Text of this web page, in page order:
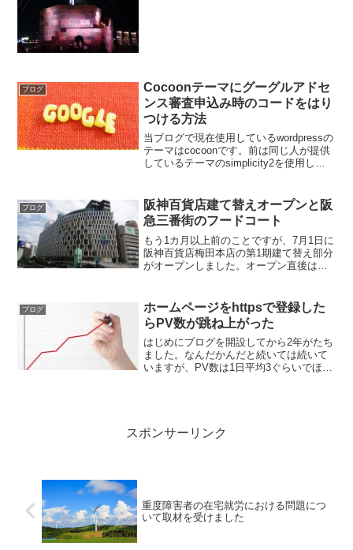
ブログ
Cocoonテーマにグーグルアドセ
ンス審査申込み時のコードをはり
つける方法
当ブログで現在使用しているwordpressの
テーマはcocoonです。前は同じ人が提供
しているテーマのsimplicity2を使用して
た。テーマが公開されてから...
ブログ
阪神百貨店建て替えオープンと阪
急三番街のフードコート
もう1カ月以上前のことですが、7月1日に
阪神百貨店梅田本店の第1期建て替え部分
がオープンしました。オープン直後は在
訪れたのですが、到着したのが正午前だ
ったということも...
ブログ
ホームページをhttpsで登録した
らPV数が跳ね上がった
はじめにブログを開設してから2年がたち
ました。なんだかんだと続いては続いて
いますが、PV数は1日平均3ぐらいでほと
スポンサーリンク
重度障害者の在宅就労における問題につ
いて取材を受けました